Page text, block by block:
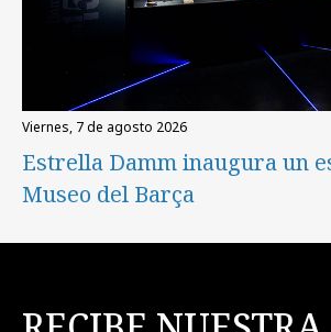
viernes, 7 de agosto 2026
Estrella Damm inaugura un
Museo del Barça